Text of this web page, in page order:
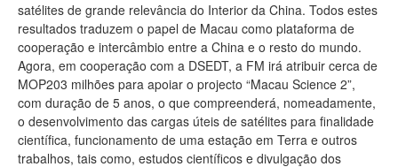
satélites de grande relevância do Interior da China. Todos estes
resultados traduzem o papel de Macau como plataforma de
cooperação e intercâmbio entre a China e o resto do mundo.
Agora, em cooperação com a DSEDT, a FM irá atribuir cerca de
MOP203 milhões para apoiar o projecto “Macau Science 2”,
com duração de 5 anos, o que compreenderá, nomeadamente,
o desenvolvimento das cargas úteis de satélites para finalidade
científica, funcionamento de uma estação em Terra e outros
trabalhos, tais como, estudos científicos e divulgação dos